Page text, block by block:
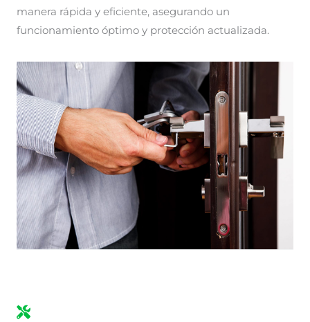
manera rápida y eficiente, asegurando un
funcionamiento óptimo y protección actualizada.